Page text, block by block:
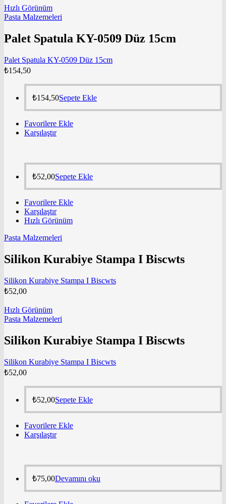
Hızlı Görünüm
Pasta Malzemeleri
Palet Spatula KY-0509 Düz 15cm
Palet Spatula KY-0509 Düz 15cm
₺154,50
₺154,50Sepete Ekle
Favorilere Ekle
Karşılaştır
₺52,00Sepete Ekle
Favorilere Ekle
Karşılaştır
Hızlı Görünüm
Pasta Malzemeleri
Silikon Kurabiye Stampa I Biscwts
Silikon Kurabiye Stampa I Biscwts
₺52,00
Hızlı Görünüm
Pasta Malzemeleri
Silikon Kurabiye Stampa I Biscwts
Silikon Kurabiye Stampa I Biscwts
₺52,00
₺52,00Sepete Ekle
Favorilere Ekle
Karşılaştır
₺75,00Devamını oku